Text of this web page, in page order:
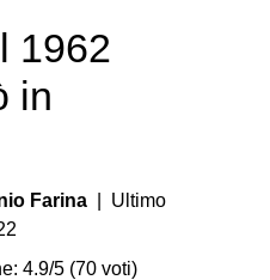
1962
in
Farina | Ultimo
4.9/5 (70 voti)